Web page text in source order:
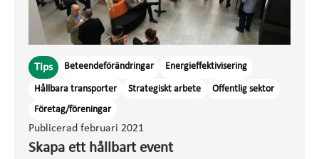
Publicerad februari 2021
Skapa ett hållbart event
Tips Beteendeförändringar Energieffektivisering
Hållbara transporter Strategiskt arbete
Offentlig sektor
Företag/föreningar